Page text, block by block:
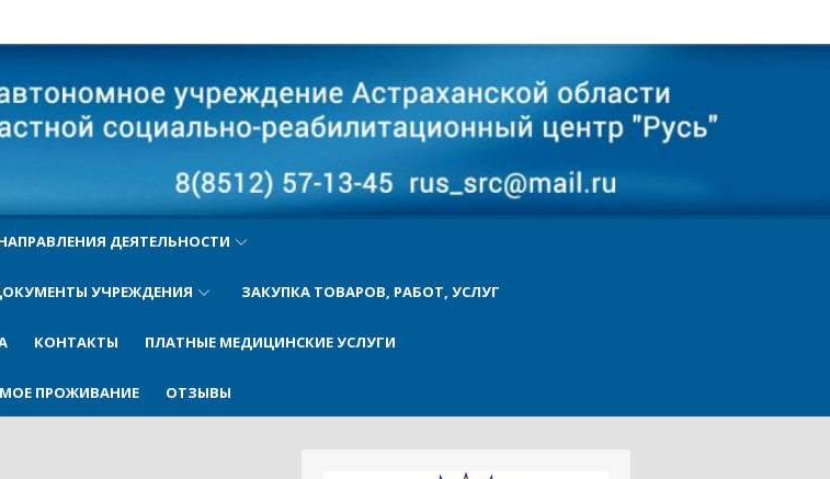
ДЕЯТЕЛЬНОСТИ
УЧРЕЖДЕНИЯ ЗАКУПКА ТОВАРОВ, РАБОТ, УСЛУГ
КОНТАКТЫ ПЛАТНЫЕ МЕДИЦИНСКИЕ УСЛУГИ
ПРОЖИВАНИЕ ОТЗЫВЫ